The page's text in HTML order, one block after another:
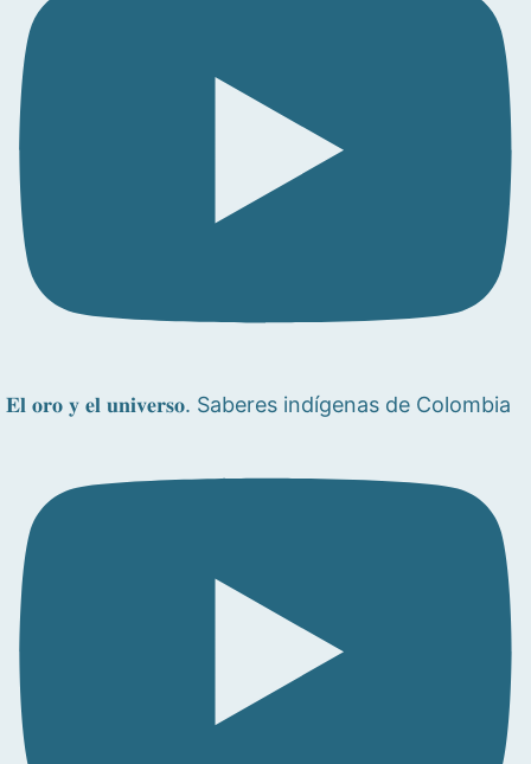
𝐄𝐥 𝐨𝐫𝐨 𝐲 𝐞𝐥 𝐮𝐧𝐢𝐯𝐞𝐫𝐬𝐨. Saberes indígenas de Colombia